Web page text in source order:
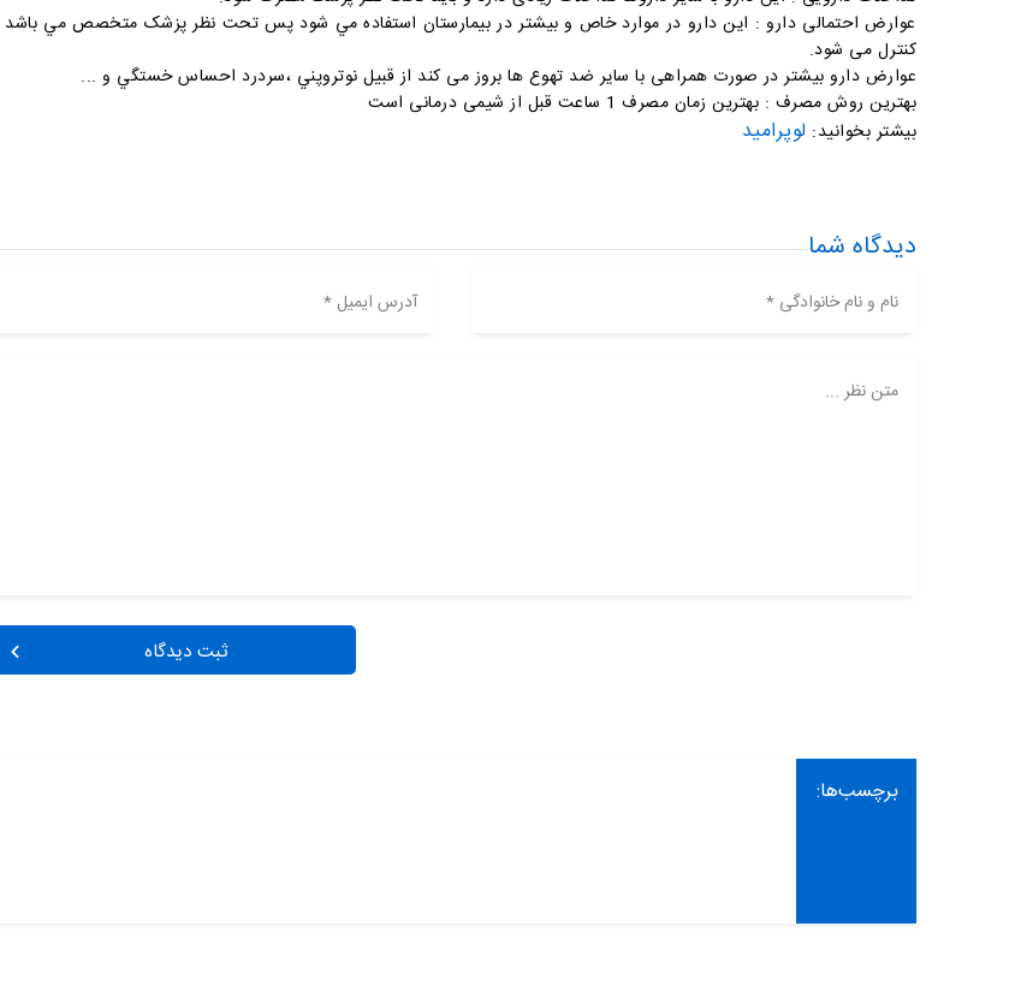
عوارض احتمالی دارو : اين دارو در موارد خاص و بيشتر در بيمارستان استفاده مي شود پس تحت نظر پزشک متخصص مي
کنترل می شود.
عوارض دارو بيشتر در صورت همراهی با ساير ضد تهوع ها بروز می کند از قبيل نوتروپني ،سردرد احساس خستگي و ...
بهترین روش مصرف : بهترین زمان مصرف 1 ساعت قبل از شیمی درمانی است
بیشتر بخوانید: لوپرامید
دیدگاه شما
نام و نام خانوادگی * آدرس ایمیل *
متن نظر ...
ثبت دیدگاه
برچسب‌ها: